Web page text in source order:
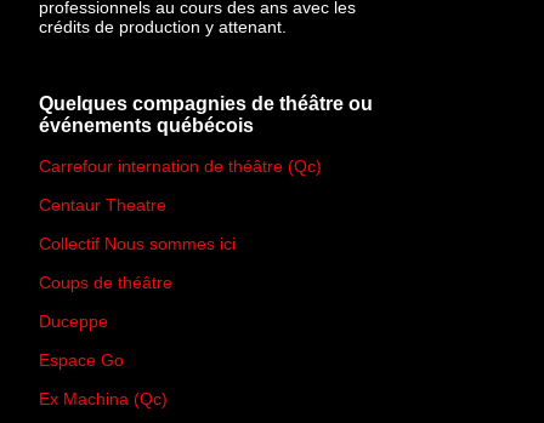
professionnels au cours des ans avec les
crédits de production y attenant.
Quelques compagnies de théâtre ou
événements québécois
Carrefour internation de théâtre (Qc)
Centaur Theatre
Collectif Nous sommes ici
Coups de théâtre
Duceppe
Espace Go
Ex Machina (Qc)